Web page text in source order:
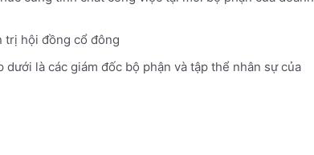
trị hội đồng cổ đông
là các giám đốc bộ phận và tập thể nhân sự của